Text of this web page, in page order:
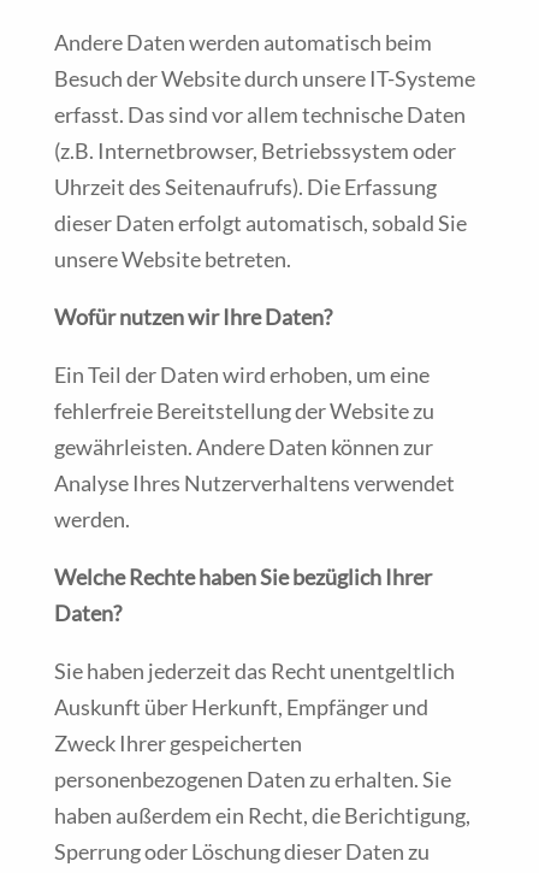
Andere Daten werden automatisch beim
Besuch der Website durch unsere IT-Systeme
erfasst. Das sind vor allem technische Daten
(z.B. Internetbrowser, Betriebssystem oder
Uhrzeit des Seitenaufrufs). Die Erfassung
dieser Daten erfolgt automatisch, sobald Sie
unsere Website betreten.
Wofür nutzen wir Ihre Daten?
Ein Teil der Daten wird erhoben, um eine
fehlerfreie Bereitstellung der Website zu
gewährleisten. Andere Daten können zur
Analyse Ihres Nutzerverhaltens verwendet
werden.
Welche Rechte haben Sie bezüglich Ihrer
Daten?
Sie haben jederzeit das Recht unentgeltlich
Auskunft über Herkunft, Empfänger und
Zweck Ihrer gespeicherten
personenbezogenen Daten zu erhalten. Sie
haben außerdem ein Recht, die Berichtigung,
Sperrung oder Löschung dieser Daten zu